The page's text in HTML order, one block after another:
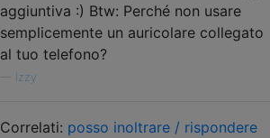
aggiuntiva :) Btw: Perché non usare
semplicemente un auricolare collegato
al tuo telefono?
Izzy
Correlati: posso inoltrare / rispondere